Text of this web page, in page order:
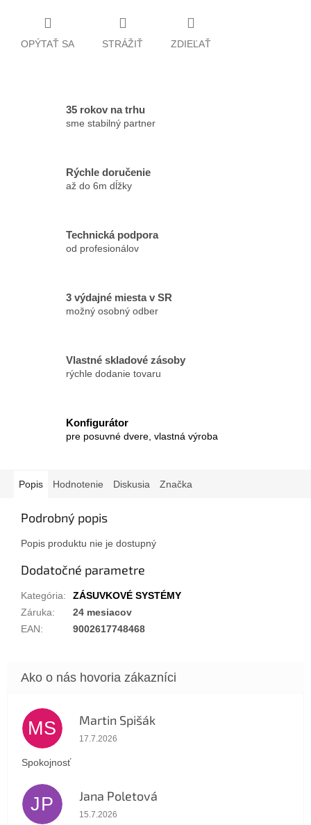
OPÝTAŤ SA STRÁŽIŤ ZDIEĽAŤ
35 rokov na trhu
sme stabilný partner
Rýchle doručenie
až do 6m dĺžky
Technická podpora
od profesionálov
3 výdajné miesta v SR
možný osobný odber
Vlastné skladové zásoby
rýchle dodanie tovaru
Konfigurátor
pre posuvné dvere, vlastná výroba
Popis Hodnotenie Diskusia Značka
Podrobný popis
Popis produktu nie je dostupný
Dodatočné parametre
Kategória:
ZÁSUVKOVÉ SYSTÉMY
Záruka:
24 mesiacov
EAN: 9002617748468
MS Martin Spišák
Hodnotenie obchodu je 5 z 5 hviezdičiek.
17.7.2026
Spokojnosť
JP Jana Poletová
Hodnotenie obchodu je 5 z 5 hviezdičiek.
15.7.2026